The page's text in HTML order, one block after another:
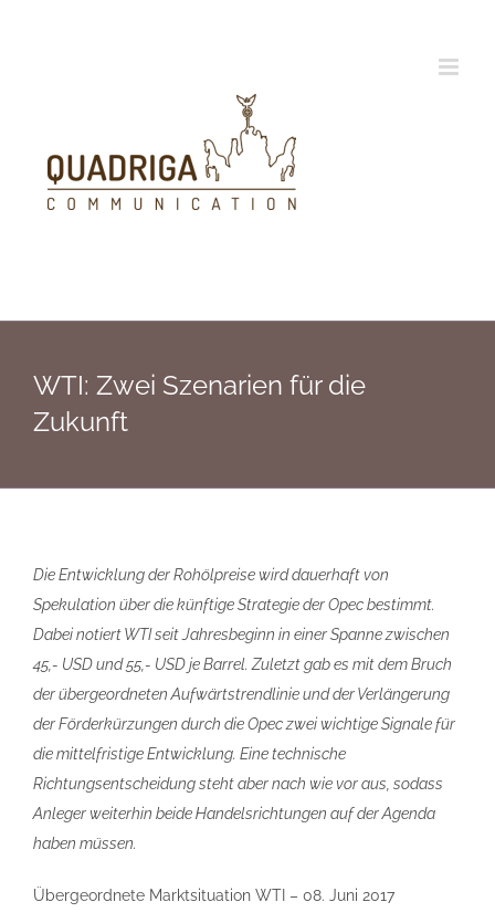
WTI: Zwei Szenarien für die
Zukunft
Die Entwicklung der Rohölpreise wird dauerhaft von
Spekulation über die künftige Strategie der Opec bestimmt.
Dabei notiert WTI seit Jahresbeginn in einer Spanne zwischen
45,- USD und 55,- USD je Barrel. Zuletzt gab es mit dem Bruch
der übergeordneten Aufwärtstrendlinie und der Verlängerung
der Förderkürzungen durch die Opec zwei wichtige Signale für
die mittelfristige Entwicklung. Eine technische
Richtungsentscheidung steht aber nach wie vor aus, sodass
Anleger weiterhin beide Handelsrichtungen auf der Agenda
haben müssen.
Übergeordnete Marktsituation WTI – 08. Juni 2017